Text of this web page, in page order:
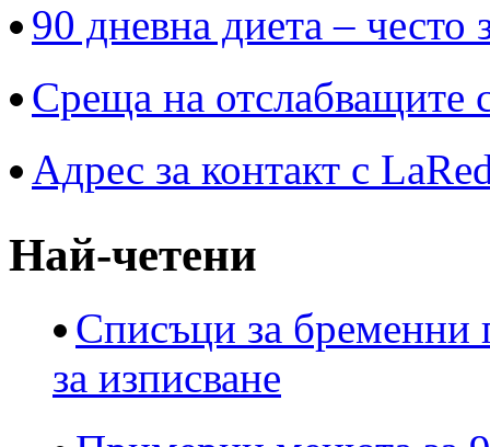
90 дневна диета – често
Среща на отслабващите
Адрес за контакт с
Най-четени
Списъци за бременни
за изписване